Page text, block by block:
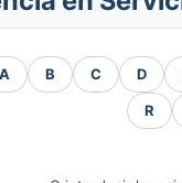
A B C D
R